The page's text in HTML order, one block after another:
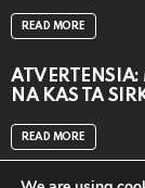
READ MORE
ATVERTENSIA:
NA KAS TA
READ MORE